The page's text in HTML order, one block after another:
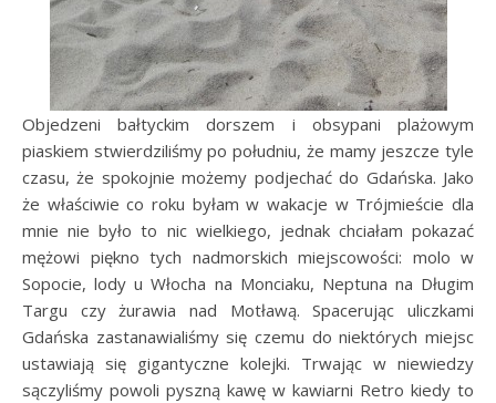
Objedzeni bałtyckim dorszem i obsypani plażowym
piaskiem stwierdziliśmy po południu, że mamy jeszcze tyle
czasu, że spokojnie możemy podjechać do Gdańska. Jako
że właściwie co roku byłam w wakacje w Trójmieście dla
mnie nie było to nic wielkiego, jednak chciałam pokazać
mężowi piękno tych nadmorskich miejscowości: molo w
Sopocie, lody u Włocha na Monciaku, Neptuna na Długim
Targu czy żurawia nad Motławą. Spacerując uliczkami
Gdańska zastanawialiśmy się czemu do niektórych miejsc
ustawiają się gigantyczne kolejki. Trwając w niewiedzy
sączyliśmy powoli pyszną kawę w kawiarni Retro kiedy to